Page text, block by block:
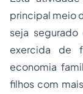
principal meio
seja
exercida de
economia
filhos com